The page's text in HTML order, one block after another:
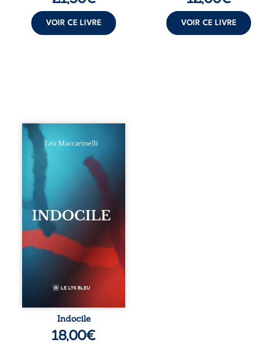
VOIR CE LIVRE VOIR CE LIVRE
Quatre parties.
Quatre refus.
Quatre visages
d’une existence en
friction. Entre les
silences qu’on ne
déchiffre pas, les
amours qu’on
dérange, les corps
qu’on administre
et les liens qu’on
sabote, cet
ouvrage parle à
vivent trop fort,
trop vrai, trop tôt.
traversée. Une
langue nue. Une
insurrection
Indocile
18,00€